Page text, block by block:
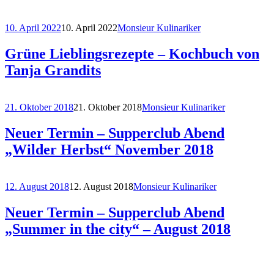
10. April 202210. April 2022Monsieur Kulinariker
Grüne Lieblingsrezepte – Kochbuch von
Tanja Grandits
21. Oktober 201821. Oktober 2018Monsieur Kulinariker
Neuer Termin – Supperclub Abend
„Wilder Herbst“ November 2018
12. August 201812. August 2018Monsieur Kulinariker
Neuer Termin – Supperclub Abend
„Summer in the city“ – August 2018